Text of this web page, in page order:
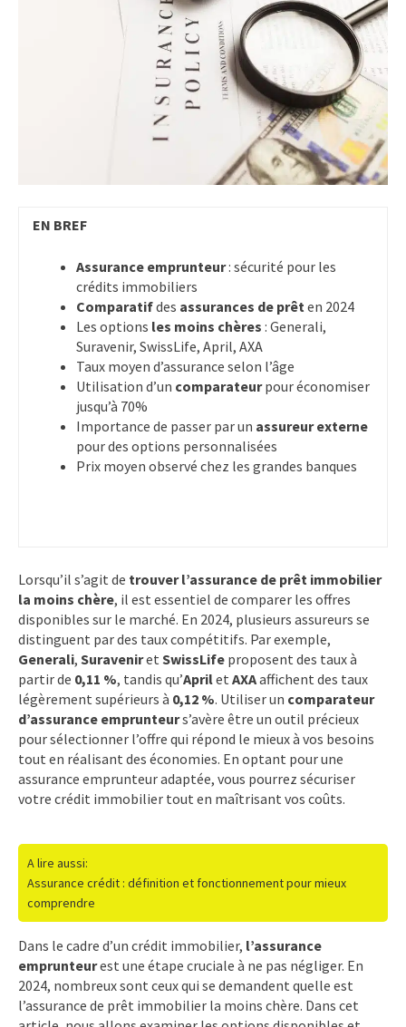
EN BREF
Assurance emprunteur: sécurité pour les
crédits immobiliers
Comparatifdes assurances de prêt en 2024
Les options les moins chères : Generali,
Suravenir, SwissLife, April, AXA
Taux moyen d’assurance selon l’âge
Utilisation d’un comparateurpour économiser
jusqu’à 70%
Importance de passer par un assureur externe
pour des options personnalisées
Prix moyen observé chez les grandes banques
Lorsqu’il s’agit de trouver l’assurance de prêt immobilier
la moins chère, il est essentiel de comparer les offres
disponibles sur le marché. En 2024, plusieurs assureurs se
distinguent par des taux compétitifs. Par exemple,
Generali, Suraveniret SwissLife proposent des taux à
partir de 0,11 %, tandis qu’Aprilet AXAaffichent des taux
légèrement supérieurs à 0,12 %. Utiliser un comparateur
d’assurance emprunteurs’avère être un outil précieux
pour sélectionner l’offre qui répond le mieux à vos besoins
tout en réalisant des économies. En optant pour une
assurance emprunteur adaptée, vous pourrez sécuriser
votre crédit immobilier tout en maîtrisant vos coûts.
A lire aussi:
Assurance crédit : définition et fonctionnement pour mieux
comprendre
Dans le cadre d’un crédit immobilier, l’assurance
emprunteurest une étape cruciale à ne pas négliger. En
2024, nombreux sont ceux qui se demandent quelle est
l’assurance de prêt immobilier la moins chère. Dans cet